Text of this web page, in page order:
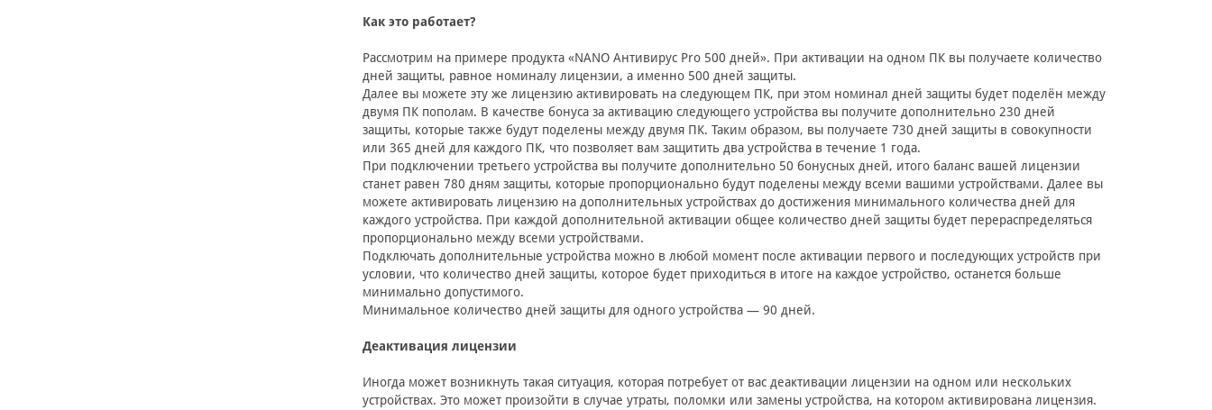
Как это работает?
Рассмотрим на примере продукта «NANO Антивирус Pro 500 дней». При активации на одном ПК вы получаете количество
дней защиты, равное номиналу лицензии, а именно 500 дней защиты.
Далее вы можете эту же лицензию активировать на следующем ПК, при этом номинал дней защиты будет поделён между
двумя ПК пополам. В качестве бонуса за активацию следующего устройства вы получите дополнительно 230 дней
защиты, которые также будут поделены между двумя ПК. Таким образом, вы получаете 730 дней защиты в совокупности
или 365 дней для каждого ПК, что позволяет вам защитить два устройства в течение 1 года.
При подключении третьего устройства вы получите дополнительно 50 бонусных дней, итого баланс вашей лицензии
станет равен 780 дням защиты, которые пропорционально будут поделены между всеми вашими устройствами. Далее вы
можете активировать лицензию на дополнительных устройствах до достижения минимального количества дней для
каждого устройства. При каждой дополнительной активации общее количество дней защиты будет перераспределяться
пропорционально между всеми устройствами.
Подключать дополнительные устройства можно в любой момент после активации первого и последующих устройств при
условии, что количество дней защиты, которое будет приходиться в итоге на каждое устройство, останется больше
минимально допустимого.
Минимальное количество дней защиты для одного устройства — 90 дней.
Деактивация лицензии
Иногда может возникнуть такая ситуация, которая потребует от вас деактивации лицензии на одном или нескольких
устройствах. Это может произойти в случае утраты, поломки или замены устройства, на котором активирована лицензия.